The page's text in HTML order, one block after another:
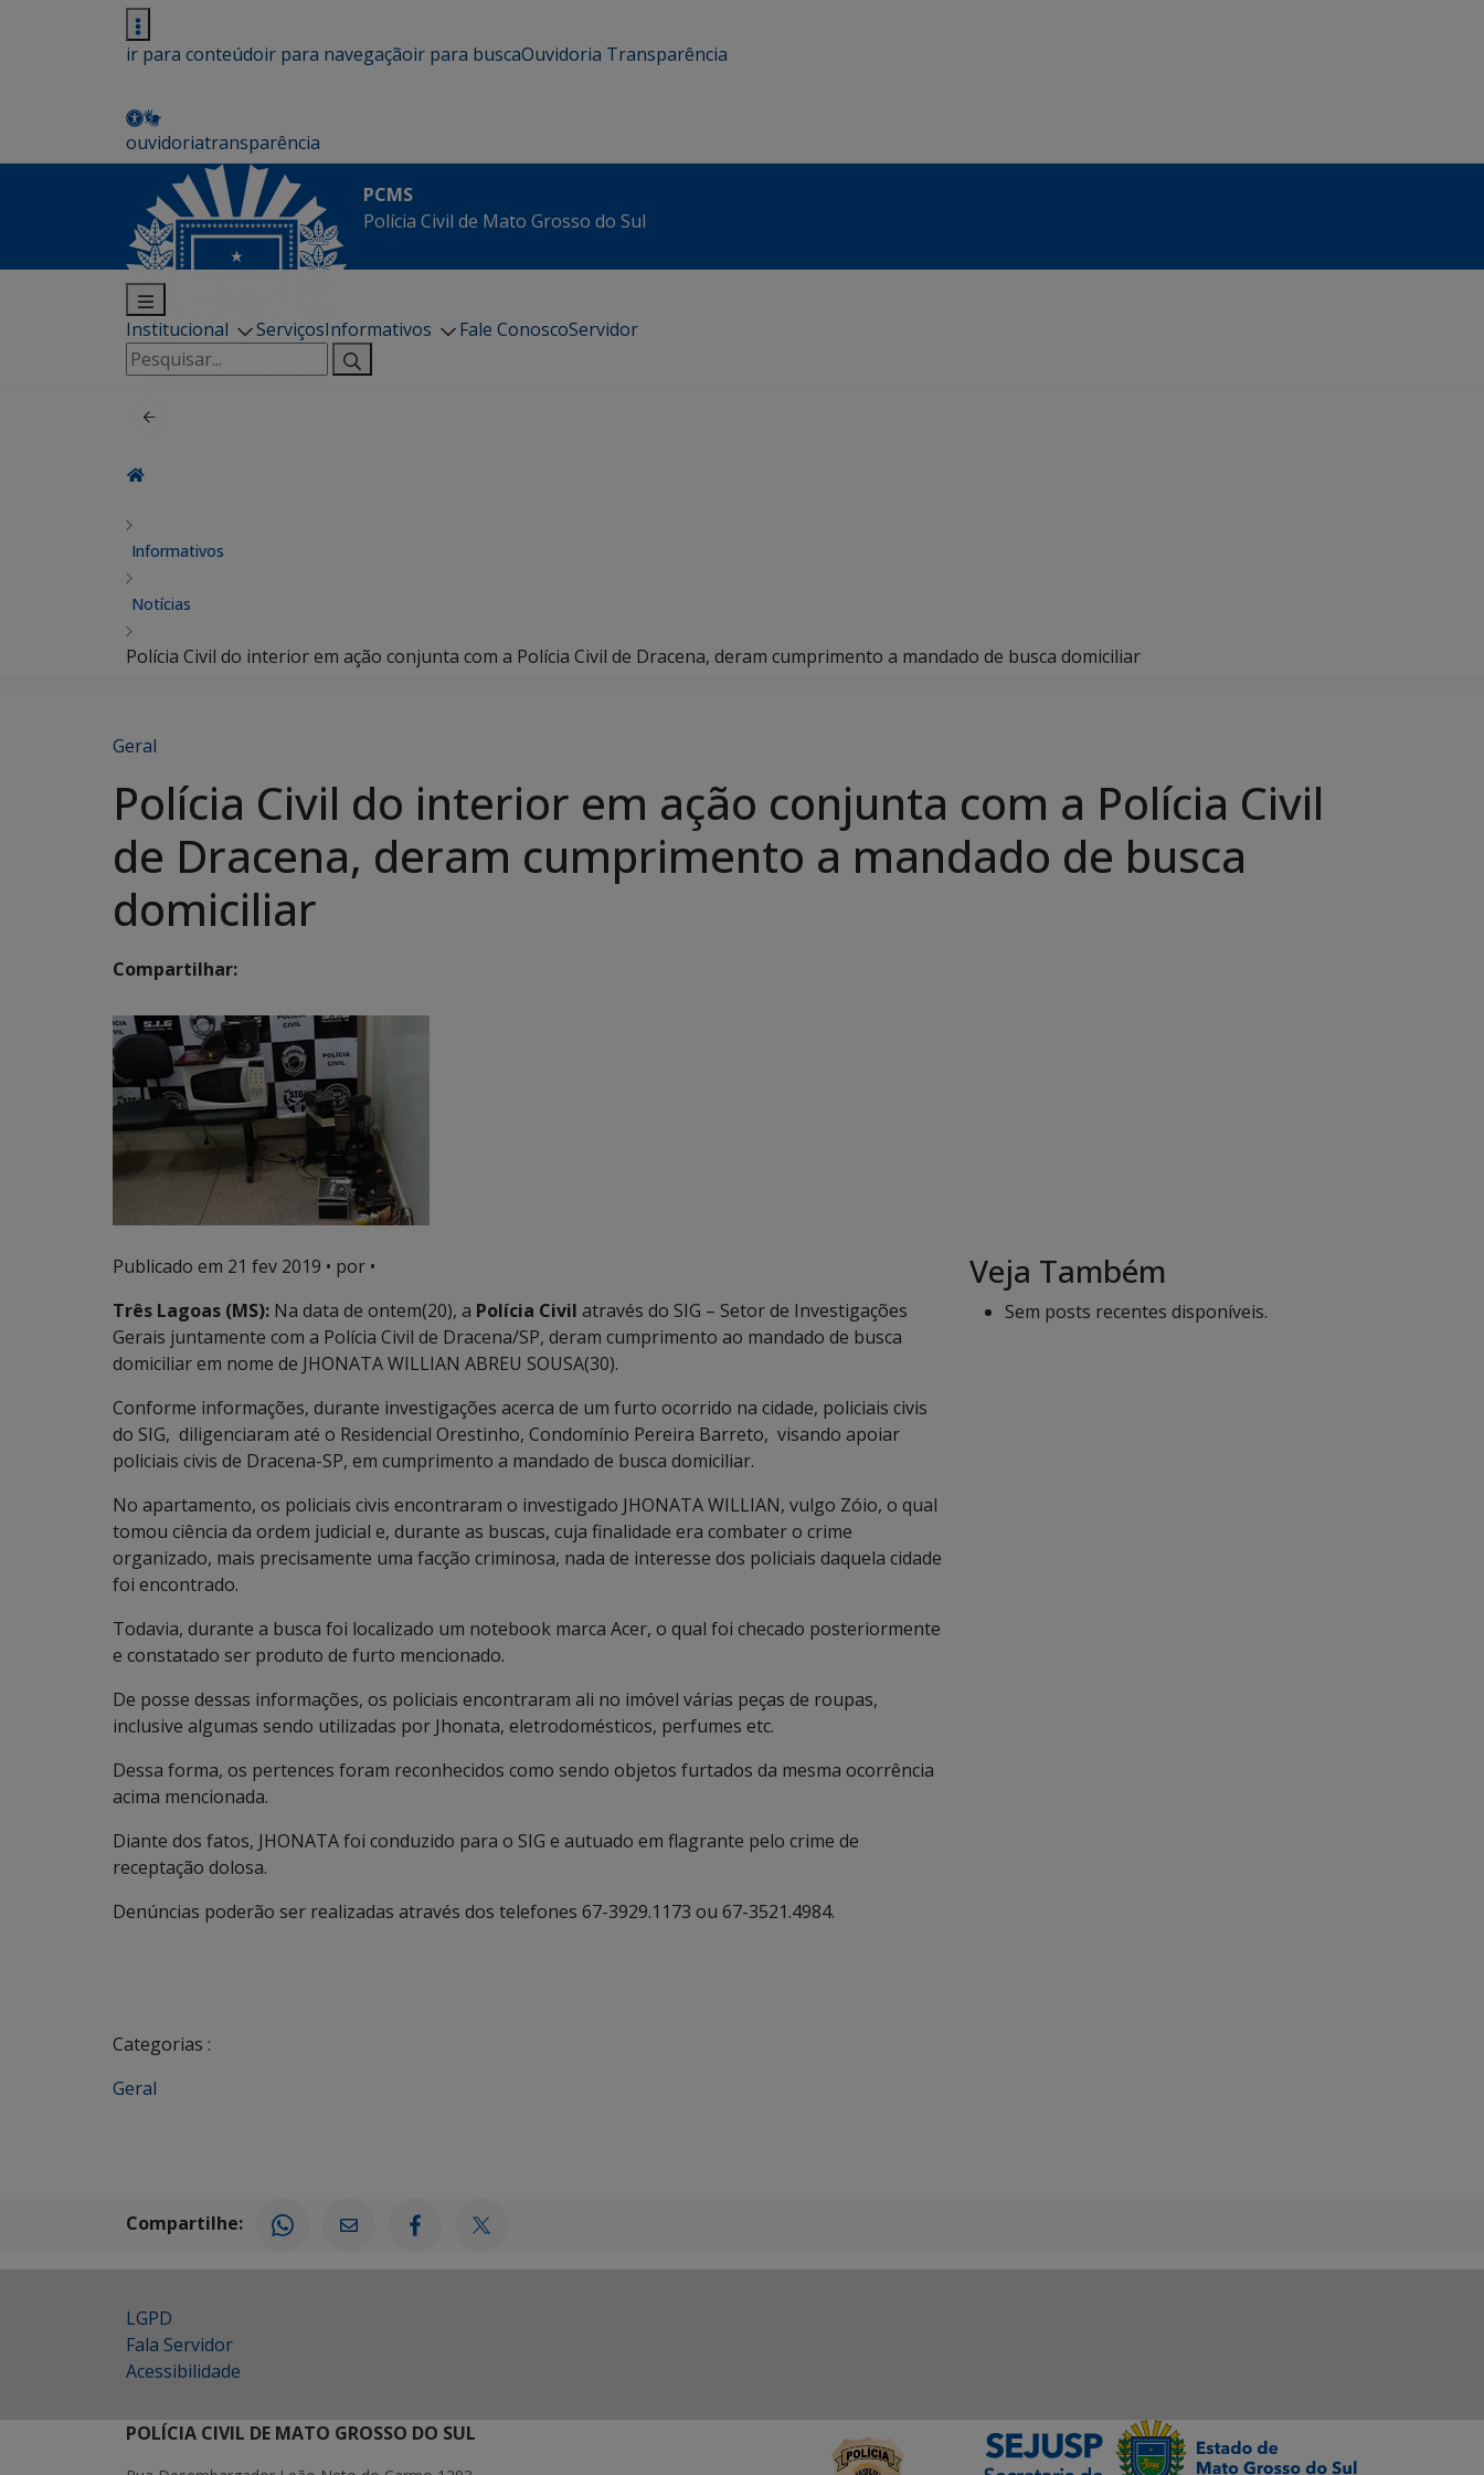
ir para conteúdoir para navegaçãoir para buscaOuvidoria Transparência
ouvidoriatransparência
PCMS
Polícia Civil de Mato Grosso do Sul
Institucional ServiçosInformativos Fale ConoscoServidor
Pesquisar
por:
Informativos
Notícias
Polícia Civil do interior em ação conjunta com a Polícia Civil de Dracena, deram cumprimento a mandado de busca domiciliar
Geral
Polícia Civil do interior em ação conjunta com a Polícia Civil
de Dracena, deram cumprimento a mandado de busca
domiciliar
Compartilhar:
Publicado em 21 fev 2019 • por •
Três Lagoas (MS): Na data de ontem(20), a Polícia Civil através do SIG – Setor de Investigações
Gerais juntamente com a Polícia Civil de Dracena/SP, deram cumprimento ao mandado de busca
domiciliar em nome de JHONATA WILLIAN ABREU SOUSA(30).
Conforme informações, durante investigações acerca de um furto ocorrido na cidade, policiais civis
do SIG, diligenciaram até o Residencial Orestinho, Condomínio Pereira Barreto, visando apoiar
policiais civis de Dracena-SP, em cumprimento a mandado de busca domiciliar.
No apartamento, os policiais civis encontraram o investigado JHONATA WILLIAN, vulgo Zóio, o qual
tomou ciência da ordem judicial e, durante as buscas, cuja finalidade era combater o crime
organizado, mais precisamente uma facção criminosa, nada de interesse dos policiais daquela cidade
foi encontrado.
Todavia, durante a busca foi localizado um notebook marca Acer, o qual foi checado posteriormente
e constatado ser produto de furto mencionado.
De posse dessas informações, os policiais encontraram ali no imóvel várias peças de roupas,
inclusive algumas sendo utilizadas por Jhonata, eletrodomésticos, perfumes etc.
Dessa forma, os pertences foram reconhecidos como sendo objetos furtados da mesma ocorrência
acima mencionada.
Diante dos fatos, JHONATA foi conduzido para o SIG e autuado em flagrante pelo crime de
receptação dolosa.
Denúncias poderão ser realizadas através dos telefones 67-3929.1173 ou 67-3521.4984.
Categorias :
Geral
Veja Também
Sem posts recentes disponíveis.
Compartilhe:
LGPD
Fala Servidor
Acessibilidade
POLÍCIA CIVIL DE MATO GROSSO DO SUL